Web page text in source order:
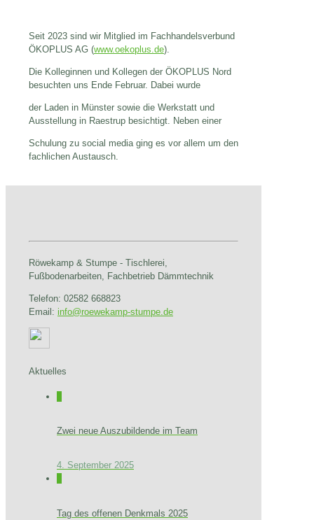
Seit 2023 sind wir Mitglied im Fachhandelsverbund
ÖKOPLUS AG (www.oekoplus.de).
Die Kolleginnen und Kollegen der ÖKOPLUS Nord
besuchten uns Ende Februar. Dabei wurde
der Laden in Münster sowie die Werkstatt und
Ausstellung in Raestrup besichtigt. Neben einer
Schulung zu social media ging es vor allem um den
fachlichen Austausch.
Röwekamp & Stumpe - Tischlerei,
Fußbodenarbeiten, Fachbetrieb Dämmtechnik
Telefon: 02582 668823
Email: info@roewekamp-stumpe.de
Aktuelles
Zwei neue Auszubildende im Team
4. September 2025
Tag des offenen Denkmals 2025